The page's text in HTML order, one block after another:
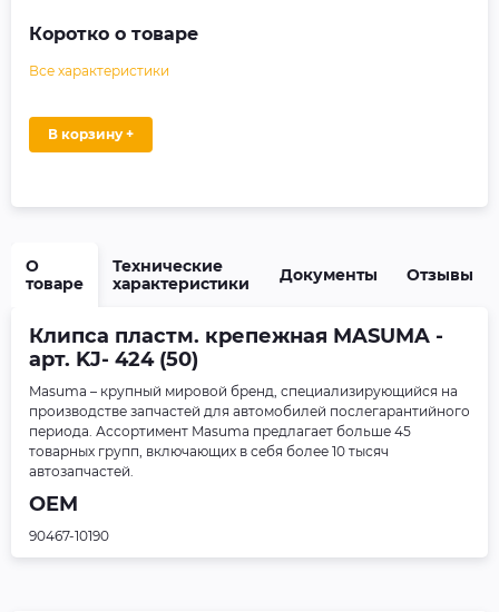
Коротко о товаре
Все характеристики
В корзину +
О
товаре
Технические
характеристики
Документы Отзывы
Клипса пластм. крепежная MASUMA -
арт. KJ- 424 (50)
Masuma – крупный мировой бренд, специализирующийся на
производстве запчастей для автомобилей послегарантийного
периода. Ассортимент Masuma предлагает больше 45
товарных групп, включающих в себя более 10 тысяч
автозапчастей.
OEM
90467-10190